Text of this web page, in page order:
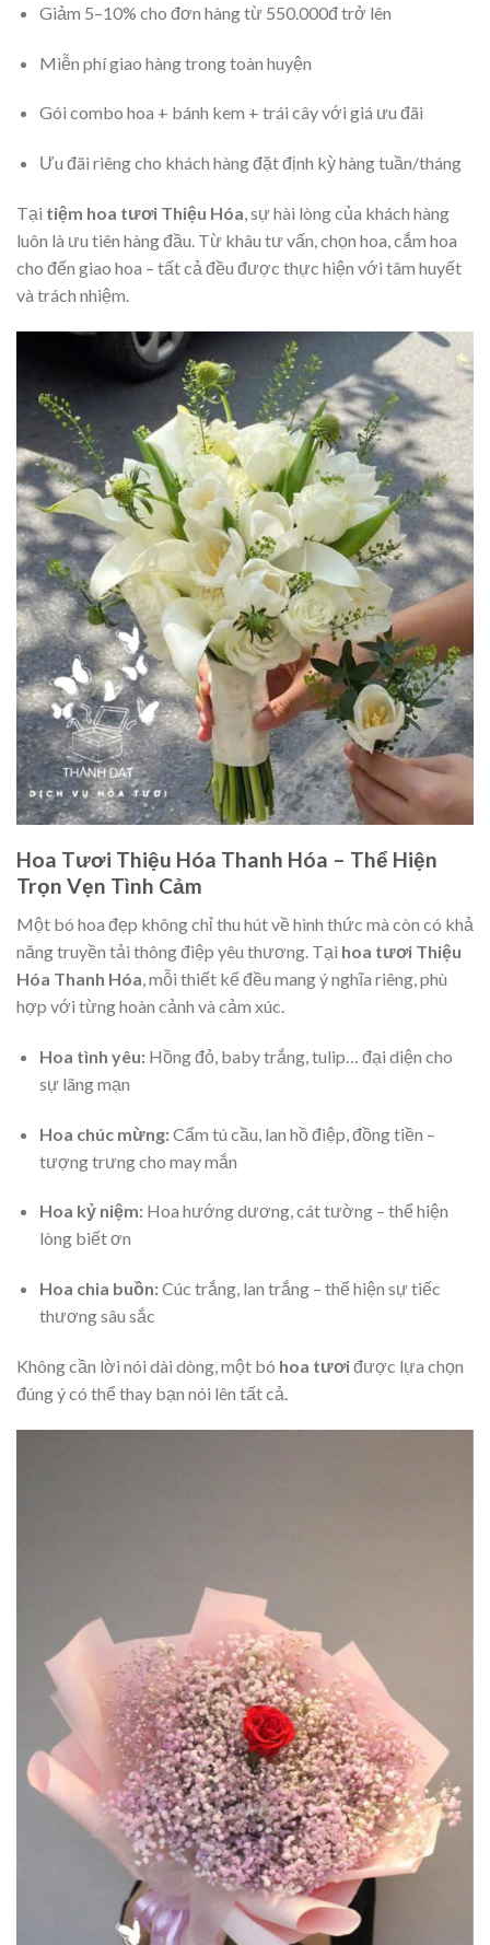
Giảm 5–10% cho đơn hàng từ 550.000đ trở lên
Miễn phí giao hàng trong toàn huyện
Gói combo hoa + bánh kem + trái cây với giá ưu đãi
Ưu đãi riêng cho khách hàng đặt định kỳ hàng tuần/tháng
Tại tiệm hoa tươi Thiệu Hóa, sự hài lòng của khách hàng
luôn là ưu tiên hàng đầu. Từ khâu tư vấn, chọn hoa, cắm hoa
cho đến giao hoa – tất cả đều được thực hiện với tâm huyết
và trách nhiệm.
Hoa Tươi Thiệu Hóa Thanh Hóa – Thể Hiện
Trọn Vẹn Tình Cảm
Một bó hoa đẹp không chỉ thu hút về hình thức mà còn có khả
năng truyền tải thông điệp yêu thương. Tại hoa tươi Thiệu
Hóa Thanh Hóa, mỗi thiết kế đều mang ý nghĩa riêng, phù
hợp với từng hoàn cảnh và cảm xúc.
Hoa tình yêu:Hồng đỏ, baby trắng, tulip… đại diện cho
sự lãng mạn
Hoa chúc mừng:Cẩm tú cầu, lan hồ điệp, đồng tiền –
tượng trưng cho may mắn
Hoa kỷ niệm:Hoa hướng dương, cát tường – thể hiện
lòng biết ơn
Hoa chia buồn:Cúc trắng, lan trắng – thể hiện sự tiếc
thương sâu sắc
Không cần lời nói dài dòng, một bó hoa tươiđược lựa chọn
đúng ý có thể thay bạn nói lên tất cả.